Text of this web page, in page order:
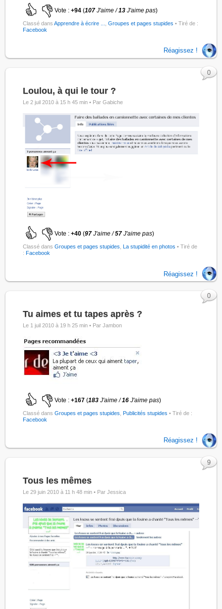
Vote :+94 (107J'aime /13 J'aime pas)
Classé dansApprendre à écrire ... ,Groupes et pages stupides • Tiré de :
Facebook
Réagissez !
Loulou, à qui le tour ?
Le 2 juil 2010 à 15 h 45 min • Par Gabiche
Vote :+40 (97J'aime /57 J'aime pas)
Classé dansGroupes et pages stupides ,La stupidité en photos
0
• Tiré de
:Facebook
Réagissez !
Tu aimes et tu tapes après ?
Le 1 juil 2010 à 19 h 25 min • Par Jambon
Vote :+167 (183J'aime /16 J'aime pas)
Classé dansGroupes et pages stupides ,Publicités stupides
0
• Tiré de :
Facebook
Réagissez !
Tous les mêmes
Le 29 juin 2010 à 11 h 48 min • Par Jessica
9